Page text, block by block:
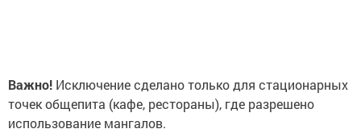
Важно! Исключение сделано только для стационарных
точек общепита (кафе, рестораны), где разрешено
использование мангалов.